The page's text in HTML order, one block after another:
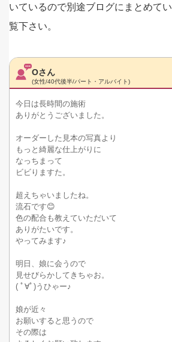
いているので別途ブログにまとめて
覧下さい。
Oさん
(女性/40代後半/パート・アルバイト)
今日は長時間の施術
ありがとうございました。
オーダーした見本の写真より
もっと綺麗な仕上がりに
なっちまって
ビビりますた。
超えちゃいましたね。
流石です😊
色の配合も教えていただいて
ありがたいです。
やってみます♪
明日、娘に会うので
見せびらかしてきちゃお。
( ﾟ∀ﾟ)うひゃー♪
娘が近々
お願いすると思うので
その際は